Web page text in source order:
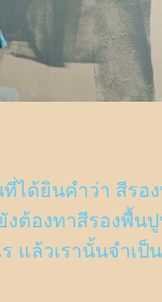
ได้ยินคำว่า สีรอ
งต้องทาสีรองพื้
แล้วเรานั้นจำเ